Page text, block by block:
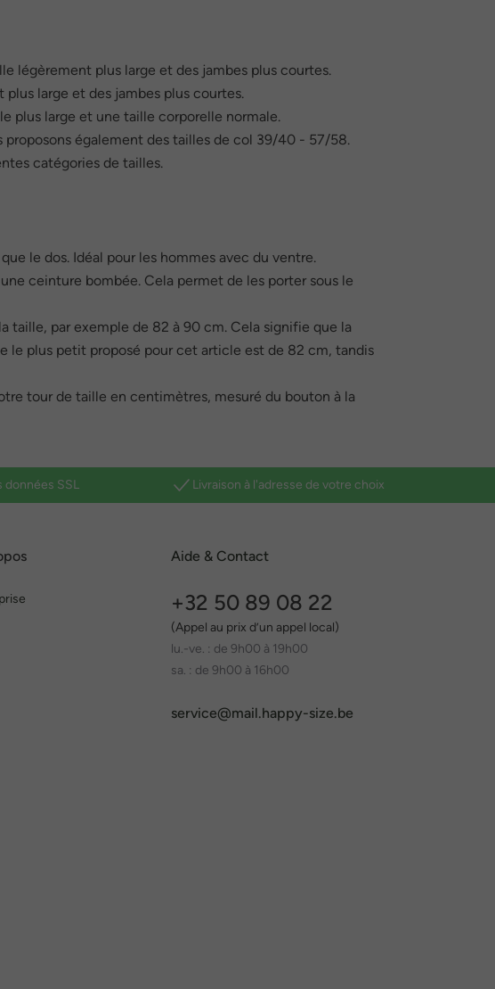
légèrement plus large et des jambes plus courtes.
large et des jambes plus courtes.
plus large et une taille corporelle normale.
également des tailles de col 39/40 - 57/58.
catégories de tailles.
le dos. Idéal pour les hommes avec du ventre.
ceinture bombée. Cela permet de les porter sous le
taille, par exemple de 82 à 90 cm. Cela signifie que la
le plus petit proposé pour cet article est de 82 cm, tandis
tour de taille en centimètres, mesuré du bouton à la
données SSL Livraison à l'adresse de votre choix
Aide & Contact
+32 50 89 08 22
(Appel au prix d’un appel local)
lu.-ve. : de 9h00 à 19h00
sa. : de 9h00 à 16h00
service@mail.happy-size.be